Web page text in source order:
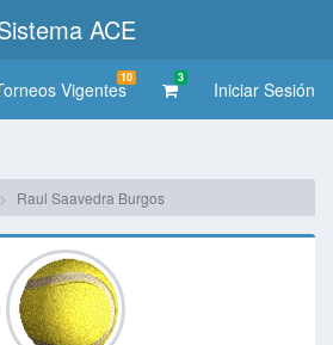
ACE
Vigentes
10 3
Iniciar Sesión
Raul Saavedra Burgos